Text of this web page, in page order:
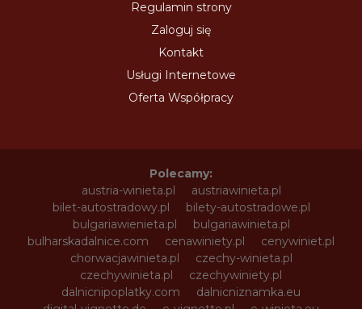
Regulamin strony
Zaloguj się
Kontakt
Usługi Internetowe
Oferta Współpracy
Polecamy:
austria-winieta.pl
austriawinieta.pl
bilet-autostradowy.pl
bilety-autostradowe.pl
bulgariawienieta.pl
bulgariawinieta.pl
bulharskadalnice.com
cenawiniety.pl
cenywiniet.pl
chorwacjawinieta.pl
czechy-winieta.pl
czechywinieta.pl
czechywiniety.pl
dalnicnipoplatky.com
dalnicniznamka.eu